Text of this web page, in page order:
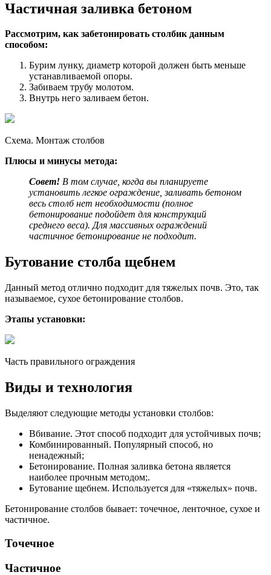
Частичная заливка бетоном
Рассмотрим, как забетонировать столбик данным
способом:
Бурим лунку, диаметр которой должен быть меньше
устанавливаемой опоры.
Забиваем трубу молотом.
Внутрь него заливаем бетон.
Схема. Монтаж столбов
Плюсы и минусы метода:
Совет! В том случае, когда вы планируете
установить легкое ограждение, заливать бетоном
весь столб нет необходимости (полное
бетонирование подойдет для конструкций
среднего веса). Для массивных ограждений
частичное бетонирование не подходит.
Бутование столба щебнем
Данный метод отлично подходит для тяжелых почв. Это, так
называемое, сухое бетонирование столбов.
Этапы установки:
Часть правильного ограждения
Виды и технология
Выделяют следующие методы установки столбов:
Вбивание. Этот способ подходит для устойчивых почв;
Комбинированный. Популярный способ, но
ненадежный;
Бетонирование. Полная заливка бетона является
наиболее прочным методом;.
Бутование щебнем. Используется для «тяжелых» почв.
Бетонирование столбов бывает: точечное, ленточное, сухое и
частичное.
Точечное
Частичное